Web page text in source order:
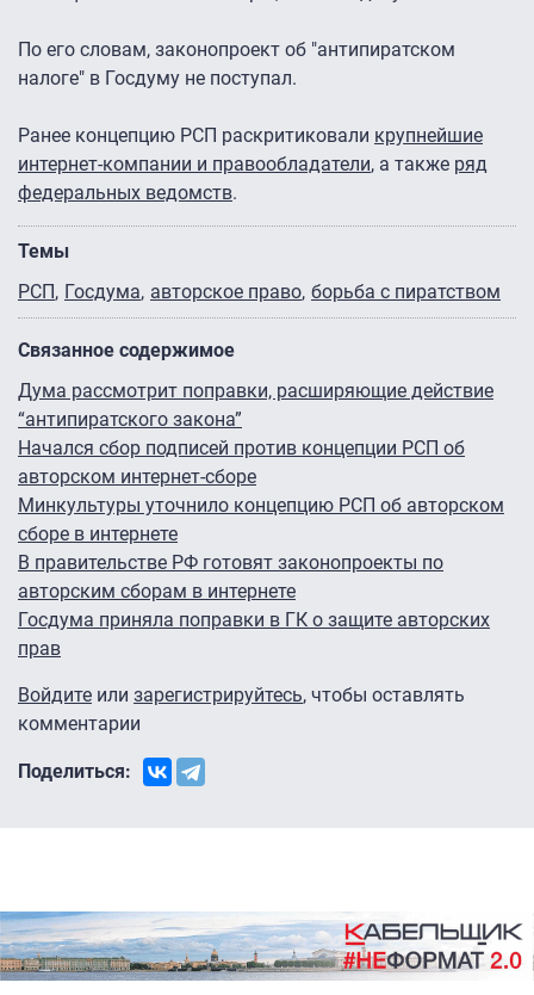
По его словам, законопроект об "антипиратском
налоге" в Госдуму не поступал.
Ранее концепцию РСП раскритиковали крупнейшие
интернет-компании и правообладатели, а также ряд
федеральных ведомств.
Темы
РСП
Госдума авторское право борьба с пиратством
Связанное содержимое
Дума рассмотрит поправки, расширяющие действие
“антипиратского закона”
Начался сбор подписей против концепции РСП об
авторском интернет-сборе
Минкультуры уточнило концепцию РСП об авторском
сборе в интернете
В правительстве РФ готовят законопроекты по
авторским сборам в интернете
Госдума приняла поправки в ГК о защите авторских
прав
Войдите или зарегистрируйтесь, чтобы оставлять
комментарии
Поделиться: